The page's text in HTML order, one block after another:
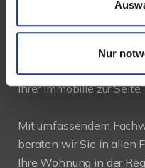
Nur
Als kompetenter
stehen wir Ihnen beim
Ihrer Immobilie zur Seite.
Mit umfassendem
beraten wir Sie in allen
Ihre Wohnung in der